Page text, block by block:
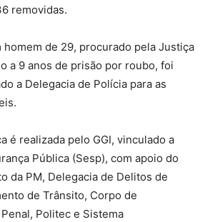
removidas.
homem de 29, procurado pela Justiça
a 9 anos de prisão por roubo, foi
a Delegacia de Polícia para as
é realizada pelo GGI, vinculado a
Pública (Sesp), com apoio do
da PM, Delegacia de Delitos de
de Trânsito, Corpo de
Politec e Sistema